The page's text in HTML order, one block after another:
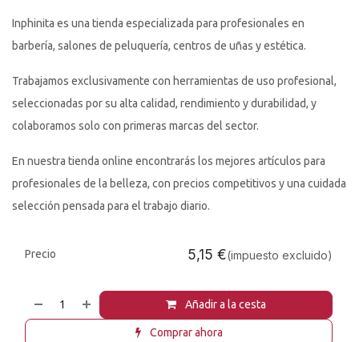
Inphinita es una tienda especializada para profesionales en
barbería, salones de peluquería, centros de uñas y estética.
Trabajamos exclusivamente con herramientas de uso profesional,
seleccionadas por su alta calidad, rendimiento y durabilidad, y
colaboramos solo con primeras marcas del sector.
En nuestra tienda online encontrarás los mejores artículos para
profesionales de la belleza, con precios competitivos y una cuidada
selección pensada para el trabajo diario.
Añadir a la cesta
Comprar ahora
Precio 5,15 €(impuesto excluido)